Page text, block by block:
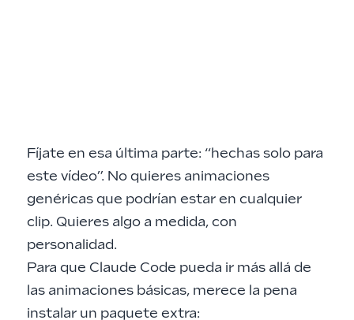
Fíjate en esa última parte: “hechas solo para
este vídeo”. No quieres animaciones
genéricas que podrían estar en cualquier
clip. Quieres algo a medida, con
personalidad.
Para que Claude Code pueda ir más allá de
las animaciones básicas, merece la pena
instalar un paquete extra: